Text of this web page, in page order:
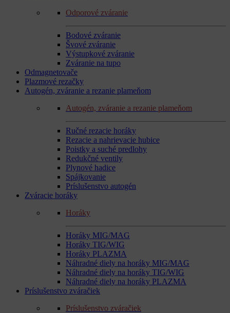
Odporové zváranie
Bodové zváranie
Švové zváranie
Výstupkové zváranie
Zváranie na tupo
Odmagnetovače
Plazmové rezačky
Autogén, zváranie a rezanie plameňom
Autogén, zváranie a rezanie plameňom
Ručné rezacie horáky
Rezacie a nahrievacie hubice
Poistky a suché predlohy
Redukčné ventily
Plynové hadice
Spájkovanie
Príslušenstvo autogén
Zváracie horáky
Horáky
Horáky MIG/MAG
Horáky TIG/WIG
Horáky PLAZMA
Náhradné diely na horáky MIG/MAG
Náhradné diely na horáky TIG/WIG
Náhradné diely na horáky PLAZMA
Príslušenstvo zváračiek
Príslušenstvo zváračiek